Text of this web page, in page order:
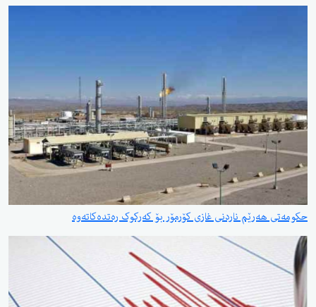
حکومەتی هەرێم ناردنی غازی کۆرمۆر بۆ کەرکوک رەتدەکاتەوە